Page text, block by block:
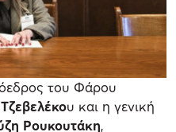
του Φάρου
υ και η γενική
Ρουκουτάκη,